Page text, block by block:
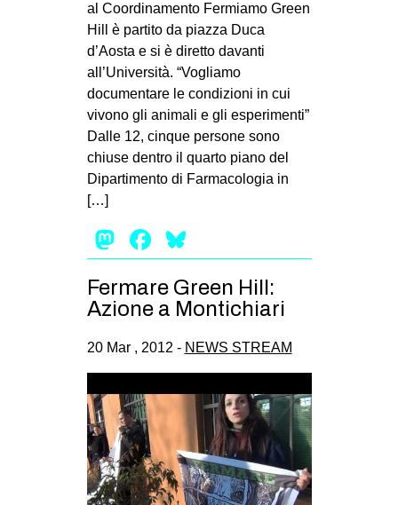
tw
bsky
SEARCH
al Coordinamento Fermiamo Green
Hill è partito da piazza Duca
d’Aosta e si è diretto davanti
all’Università. “Vogliamo
documentare le condizioni in cui
vivono gli animali e gli esperimenti”
Dalle 12, cinque persone sono
chiuse dentro il quarto piano del
Dipartimento di Farmacologia in
[…]
Mastodon
Facebook
Fermare Green Hill:
Azione a Montichiari
20 Mar , 2012 - NEWS STREAM